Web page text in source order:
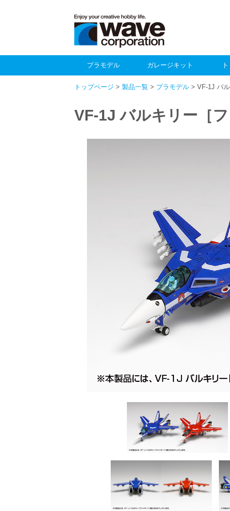
プラモデル ガレージキット
トップページ > 製品一覧 > プラモデル > VF-1J バ
VF-1J バルキリー［